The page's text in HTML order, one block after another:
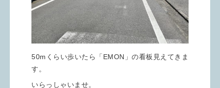
50mくらい歩いたら「EMON」の看板見えてきま
す。
いらっしゃいませ。